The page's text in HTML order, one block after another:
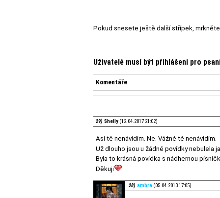
Pokud snesete ještě další střípek,
Uživatelé musí být přihlášeni pro
Komentáře
29) Shelly (12.04.2017 21:02)
Asi tě nenávidím. Ne. Vážně tě nenávidím.
Už dlouho jsou u žádné povídky nebulela
Byla to krásná povídka s nádhernou
Děkuji
28) ambra (05.04.2013 17:05)